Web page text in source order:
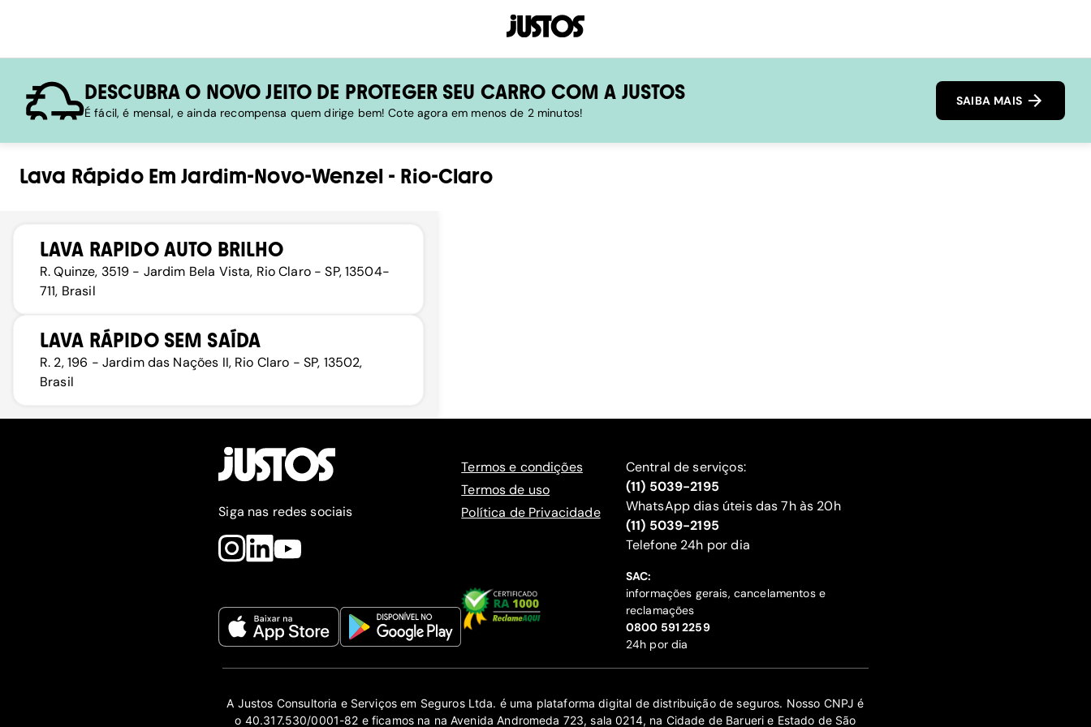
DESCUBRA O NOVO JEITO DE PROTEGER SEU CARRO COM A JUSTOS
É fácil, é mensal, e ainda recompensa quem dirige bem! Cote agora em menos de 2 minutos!
SAIBA MAIS
Lava RápidoEmJardim-Novo-Wenzel- Rio-Claro
LAVA RAPIDO AUTO BRILHO
R. Quinze, 3519 - Jardim Bela Vista, Rio Claro - SP, 13504-
711, Brasil
LAVA RÁPIDO SEM SAÍDA
R. 2, 196 - Jardim das Nações II, Rio Claro - SP, 13502,
Brasil
Siga nas redes sociais
Termos e condições
Termos de uso
Política de Privacidade
Central de serviços:
(11) 5039-2195
WhatsApp dias úteis das 7h às 20h
(11) 5039-2195
‍Telefone 24h por dia
SAC:
informações gerais, cancelamentos e
reclamações
‍0800 591 2259
24h por dia
A Justos Consultoria e Serviços em Seguros Ltda. é uma plataforma digital de distribuição de seguros. Nosso CNPJ é
o 40.317.530/0001-82 e ficamos na na Avenida Andromeda 723, sala 0214, na Cidade de Barueri e Estado de São